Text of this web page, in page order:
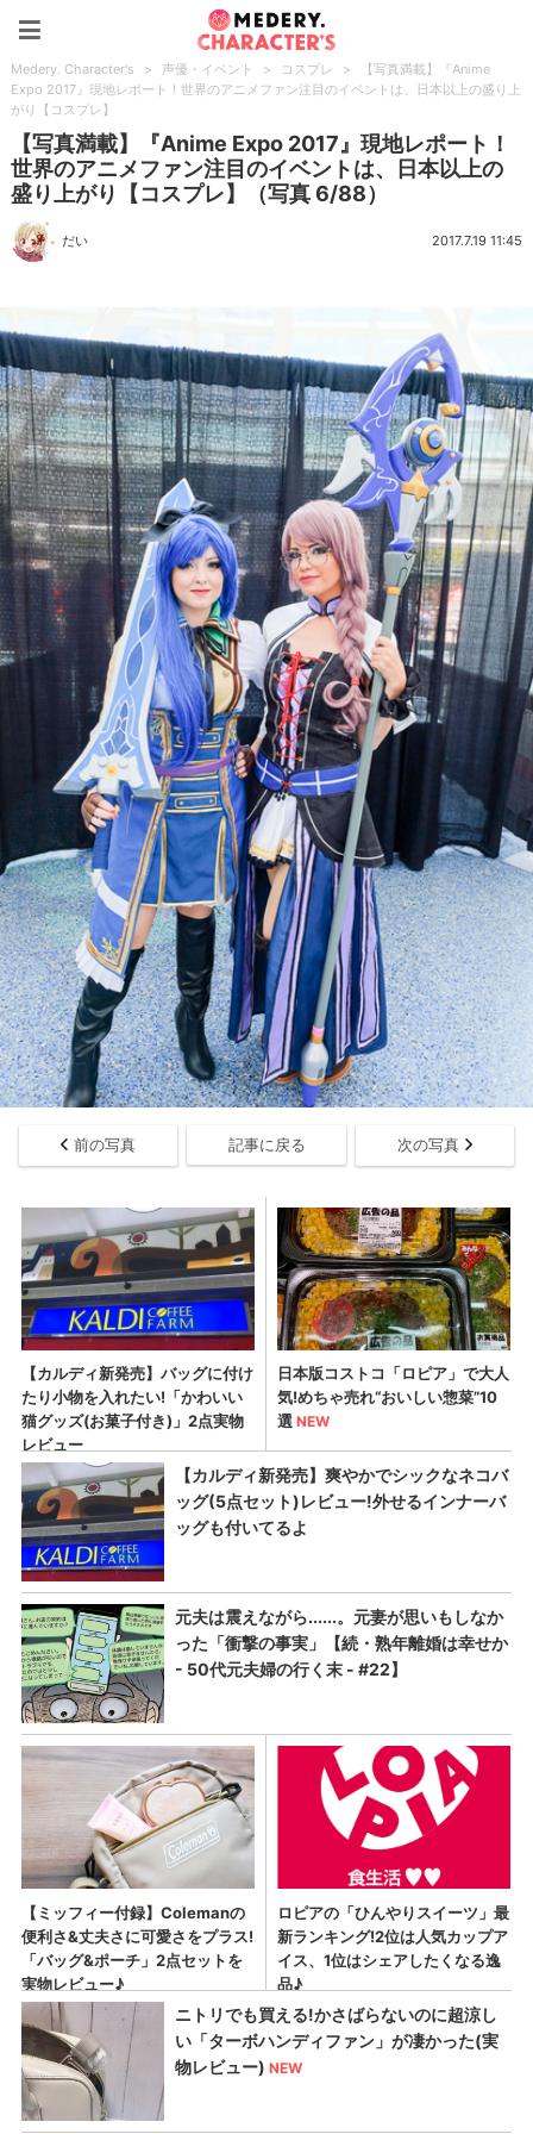
Medery. Character's > 声優・イベント > コスプレ >
【写真満載】『Anime
Expo 2017』現地レポート！世界のアニメファン注目のイベントは、日本以上の盛り上
がり【コスプレ】
【写真満載】『Anime Expo 2017』現地レポート！
世界のアニメファン注目のイベントは、日本以上の
盛り上がり【コスプレ】（写真 6/88）
だい 2017.7.19 11:45
前の写真 記事に戻る 次の写真